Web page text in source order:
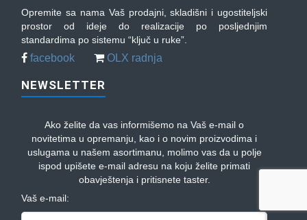
Opremite sa nama Vaš prodajni, skladišni i ugostiteljski
prostor od ideje do realizacije po posljednjim
standardima po sistemu “ključ u ruke”.
facebook OLX radnja
NEWSLETTER
Ako želite da vas informišemo na Vaš e-mail o
novitetima u opremanju, kao i o novim proizvodima i
uslugama u našem asortimanu, molimo vas da u polje
ispod upišete e-mail adresu na koju želite primati
obavještenja i pritisnete taster.
Vaš e-mail: